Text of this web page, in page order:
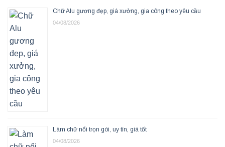
Chữ Alu gương đẹp, giá xưởng, gia công theo yêu cầu
04/08/2026
Làm chữ nổi trọn gói, uy tín, giá tốt
04/08/2026